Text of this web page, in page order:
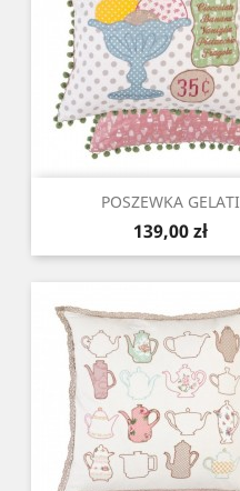
POSZEWKA GELATI
Cena
139,00 zł